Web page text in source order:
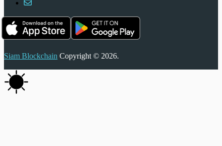
Siam Blockchain Copyright © 2026.